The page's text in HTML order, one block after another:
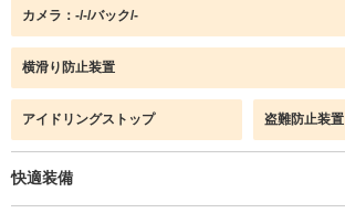
カメラ：-/-/バック/-
横滑り防止装置
アイドリングストップ 盗難防止装置
快適装備